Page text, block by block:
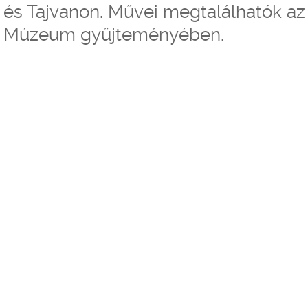
és Tajvanon. Művei megtalálhatók
Múzeum gyűjteményében.